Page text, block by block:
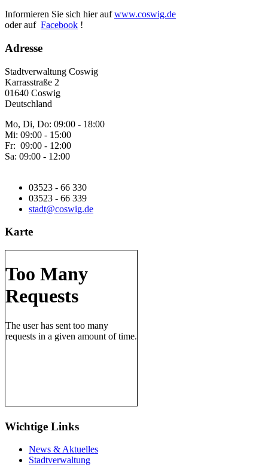
Informieren Sie sich hier aufwww.coswig.de
oder auf Facebook !
Adresse
Stadtverwaltung Coswig
Karrasstraße 2
01640 Coswig
Deutschland
Mo, Di, Do: 09:00 - 18:00
Mi: 09:00 - 15:00
Fr: 09:00 - 12:00
Sa: 09:00 - 12:00
03523 - 66 330
03523 - 66 339
stadt@coswig.de
Karte
Wichtige Links
News & Aktuelles
Stadtverwaltung